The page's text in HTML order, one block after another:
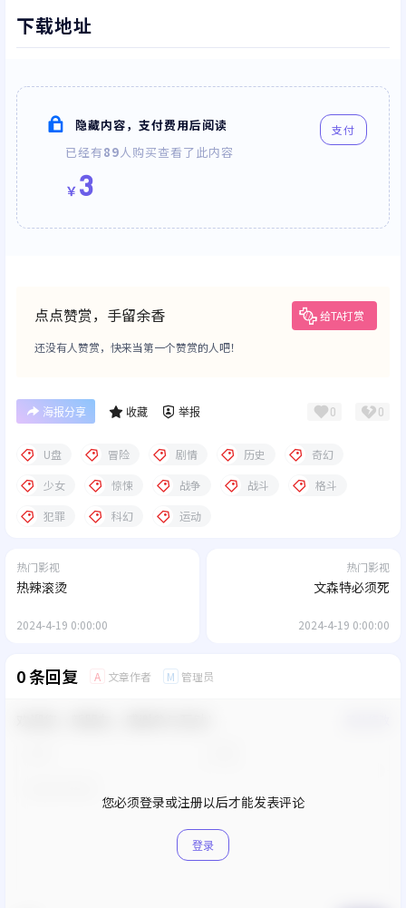
下载地址
隐藏内容，支付费用后阅读
已经有89人购买查看了此内容
￥ 3
支付
点点赞赏，手留余香 给TA打赏
还没有人赞赏，快来当第一个赞赏的人吧！
海报分享 收藏 举报 0 0
U盘 冒险 剧情 历史
奇幻
少女
惊悚 战争 战斗
格斗
犯罪
科幻 运动
热门影视
热辣滚烫
2024-4-19 0:00:00
热门影视
文森特必须死
2024-4-19 0:00:00
0 条回复 A 文章作者 M 管理员
您必须登录或注册以后才能发表评论
登录